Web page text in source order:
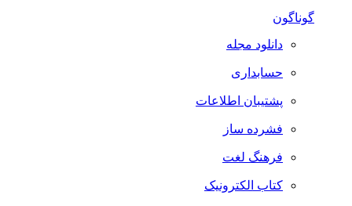
گوناگون
دانلود مجله
حسابداری
پشتیبان اطلاعات
فشرده ساز
فرهنگ لغت
کتاب الکترونیک